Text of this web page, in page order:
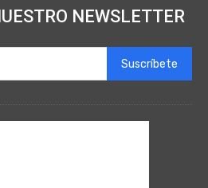
NEWSLETTER
Suscríbete